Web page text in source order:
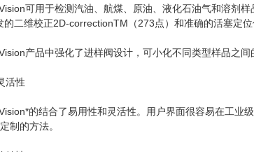
可用于检测汽油、航煤、原油、液化石油气和溶剂
的二维校正2D-correctionTM（273点）和准确的活塞定
产品中强化了进样阀设计，可小化不同类型样品之间
活性
的结合了易用性和灵活性。用户界面很容易在工业
制的方法。